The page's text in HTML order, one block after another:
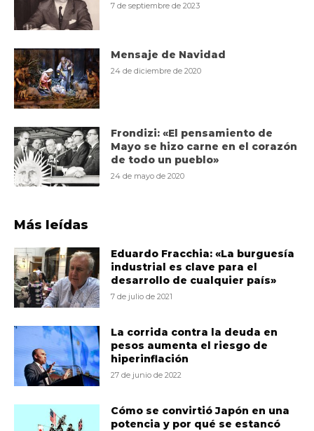
7 de septiembre de 2023
Mensaje de Navidad
24 de diciembre de 2020
Frondizi: «El pensamiento de
Mayo se hizo carne en el corazón
de todo un pueblo»
24 de mayo de 2020
Más leídas
Eduardo Fracchia: «La burguesía
industrial es clave para el
desarrollo de cualquier país»
7 de julio de 2021
La corrida contra la deuda en
pesos aumenta el riesgo de
hiperinflación
27 de junio de 2022
Cómo se convirtió Japón en una
potencia y por qué se estancó